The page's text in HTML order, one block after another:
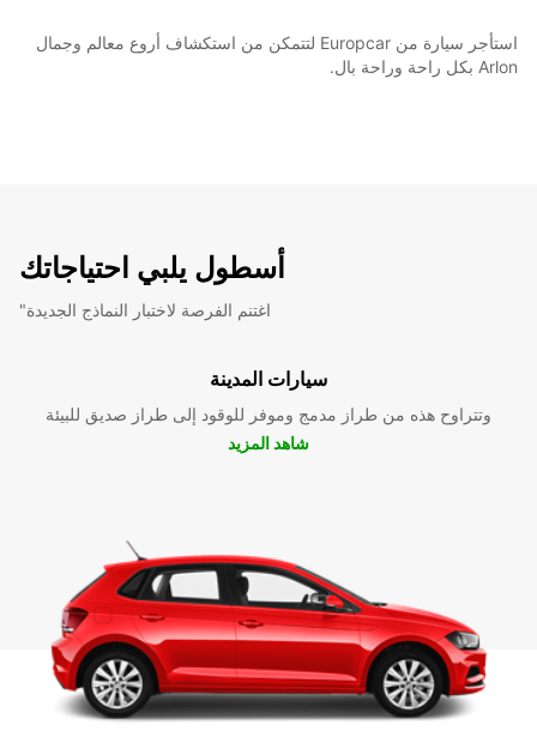
استأجر سيارة من Europcar لتتمكن من استكشاف أروع معالم وجمال
Arlon بكل راحة وراحة بال.
أسطول يلبي احتياجاتك
"اغتنم الفرصة لاختبار النماذج الجديدة
سيارات المدينة
وتتراوح هذه من طراز مدمج وموفر للوقود إلى طراز صديق للبيئة
شاهد المزيد